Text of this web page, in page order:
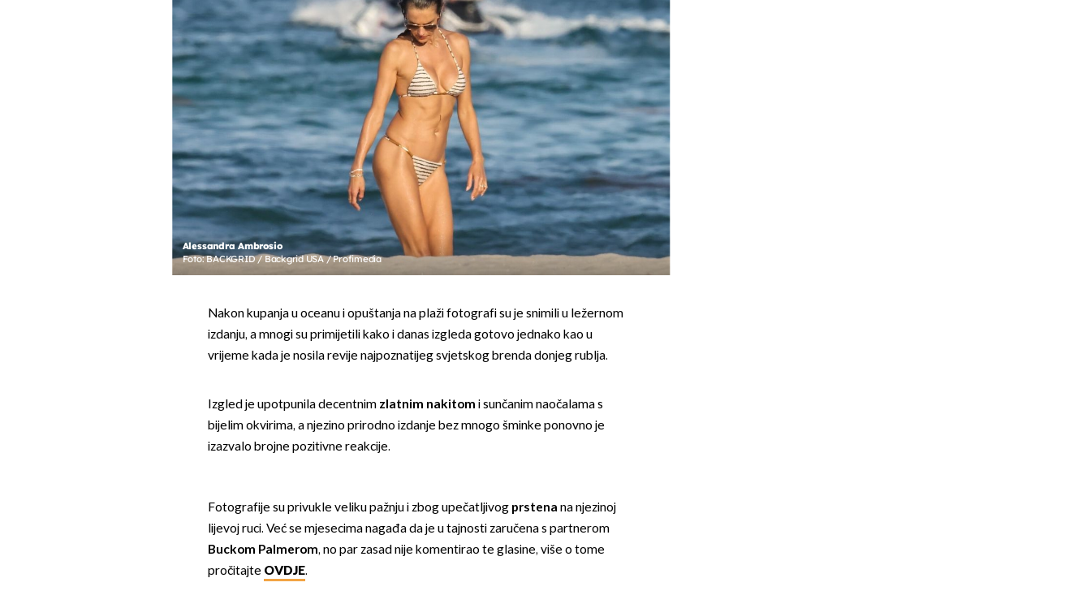
Alessandra Ambrosio
Foto: BACKGRID / Backgrid USA / Profimedia
Nakon kupanja u oceanu i opuštanja na plaži fotografi su je snimili u ležernom
izdanju, a mnogi su primijetili kako i danas izgleda gotovo jednako kao u
vrijeme kada je nosila revije najpoznatijeg svjetskog brenda donjeg rublja.
Izgled je upotpunila decentnim zlatnim nakitom i sunčanim naočalama s
bijelim okvirima, a njezino prirodno izdanje bez mnogo šminke ponovno je
izazvalo brojne pozitivne reakcije.
Fotografije su privukle veliku pažnju i zbog upečatljivog prstena na njezinoj
lijevoj ruci. Već se mjesecima nagađa da je u tajnosti zaručena s partnerom
Buckom Palmerom, no par zasad nije komentirao te glasine, više o tome
pročitajte OVDJE.
OMOGUĆI OBAVIJESTI